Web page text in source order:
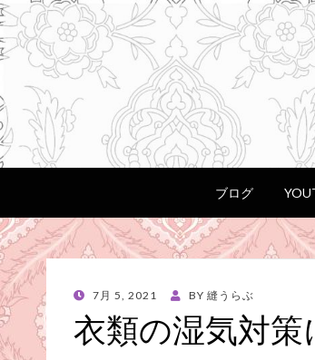
ブログ
POSTED
ON
7月 5, 2021 BY 縫うらぶ
衣類の湿気対策